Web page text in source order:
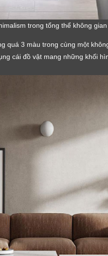
trong tổng thể không gian
quá 3 màu trong cùng một
cái đồ vật mang những khối